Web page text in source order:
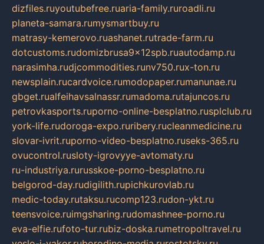
dizfiles.ruyoutubefree.ruaria-family.ruroadli.ru
planeta-samara.rumysmartbuy.ru
matrasy-kemerovo.ruashanet.rutrade-farm.ru
dotcustoms.rudomizbrusa9x12spb.ruautodamp.ru
narasimha.rudjcommodities.runv750.rux-ton.ru
newsplain.rucardvoice.rumodopaper.rumanunae.ru
gbget.rualfeihavsalnassr.rumadoma.rutajuncos.ru
petrovkasports.ruporno-online-besplatno.rusplclub.ru
york-life.rudoroga-expo.ruribery.rucleanmedicine.ru
slovar-ivrit.ruporno-video-besplatno.ruseks-365.ru
ovucontrol.rusloty-igrovyye-avtomaty.ru
ru-industriya.rurusskoe-porno-besplatno.ru
belgorod-day.rudigilith.rupichkurovlab.ru
medic-today.rutaksu.rucomp123.rudon-ykt.ru
teensvoice.ruimgsharing.rudomashnee-porno.ru
eva-elfie.rufoto-tur.rubiz-doska.rumetropoltravel.ru